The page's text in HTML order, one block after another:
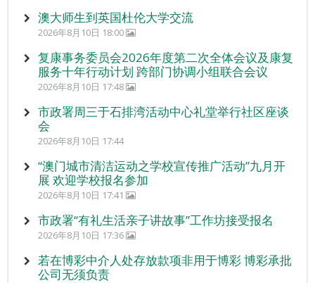
澳大师生到英国杜伦大学交流
2026年8月10日 18:00
复康事务委员会2026年度第二次全体会议及康复
服务十年行动计划 跨部门协调小组联合会议
2026年8月10日 17:48
市政署周三于石排湾活动中心礼堂举行社区座谈
会
2026年8月10日 17:44
“澳门城市清洁运动之学校宣传推广活动”九月开
展 欢迎学校报名参加
2026年8月10日 17:41
市政署“有礼生活亲子讲故事”工作坊接受报名
2026年8月10日 17:36
若在博彩中介人处存放款项非用于博彩 博彩承批
公司无须负责